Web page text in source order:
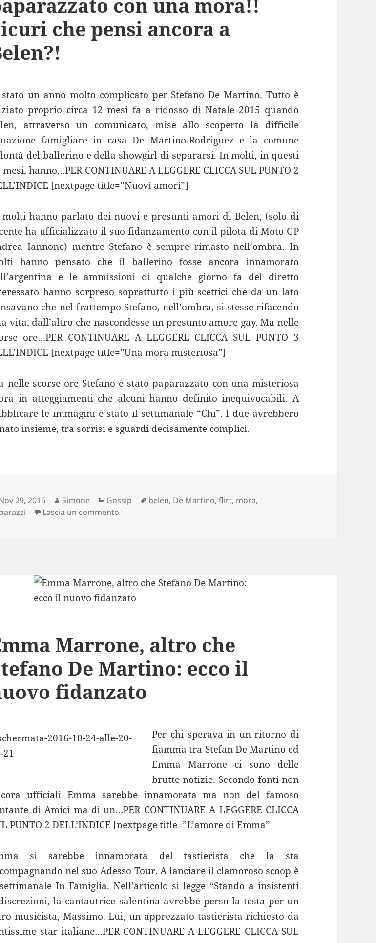
con una mora!!
che pensi ancora a
stato un anno molto complicato per Stefano De Martino. Tutto è
proprio circa 12 mesi fa a ridosso di Natale 2015 quando
attraverso un comunicato, mise allo scoperto la difficile
famigliare in casa De Martino-Rodriguez e la comune
del ballerino e della showgirl di separarsi. In molti, in questi
mesi, hanno…PER CONTINUARE A LEGGERE CLICCA SUL PUNTO 2
[nextpage title=”Nuovi amori”]
hanno parlato dei nuovi e presunti amori di Belen, (solo di
ha ufficializzato il suo fidanzamento con il pilota di Moto GP
Iannone) mentre Stefano è sempre rimasto nell’ombra. In
hanno pensato che il ballerino fosse ancora innamorato
e le ammissioni di qualche giorno fa del diretto
hanno sorpreso soprattutto i più scettici che da un lato
che nel frattempo Stefano, nell’ombra, si stesse rifacendo
vita, dall’altro che nascondesse un presunto amore gay. Ma nelle
ore…PER CONTINUARE A LEGGERE CLICCA SUL PUNTO 3
[nextpage title=”Una mora misteriosa”]
nelle scorse ore Stefano è stato paparazzato con una misteriosa
in atteggiamenti che alcuni hanno definito inequivocabili. A
le immagini è stato il settimanale “Chi”. I due avrebbero
insieme, tra sorrisi e sguardi decisamente complici.
29, 2016 Autore
Simone Categorie
Gossip Tag
belen, De Martino,flirt, mora,
Lascia un commento
Marrone, altro che
De Martino: ecco il
fidanzato
Per chi sperava in un ritorno di
fiamma tra Stefan De Martino ed
Emma Marrone ci sono delle
brutte notizie. Secondo fonti non
ufficiali Emma sarebbe innamorata ma non del famoso
di Amici ma di un…PER CONTINUARE A LEGGERE CLICCA
PUNTO 2 DELL’INDICE [nextpage title=”L’amore di Emma”]
si sarebbe innamorata del tastierista che la sta
nel suo Adesso Tour. A lanciare il clamoroso scoop è
In Famiglia. Nell’articolo si legge “Stando a insistenti
la cantautrice salentina avrebbe perso la testa per un
musicista, Massimo. Lui, un apprezzato tastierista richiesto da
star italiane…PER CONTINUARE A LEGGERE CLICCA SUL